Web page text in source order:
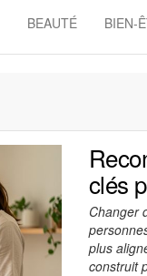
BEAUTÉ BIEN-
clés
Changer
plus
construit